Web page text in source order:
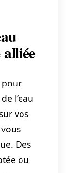
pour
l’eau
vos
Des
ou